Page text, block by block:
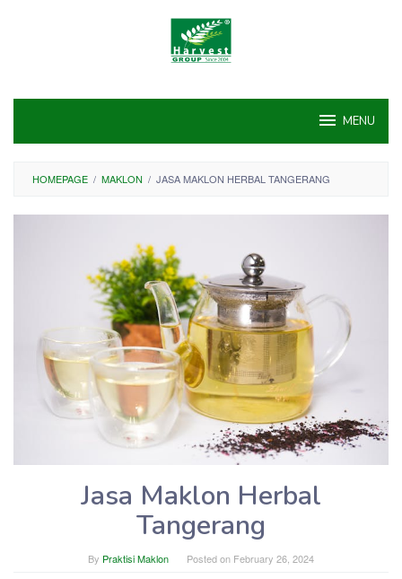
MENU
HOMEPAGE / MAKLON / JASA MAKLON HERBAL TANGERANG
Jasa Maklon Herbal
Tangerang
By Praktisi Maklon Posted on February 26, 2024